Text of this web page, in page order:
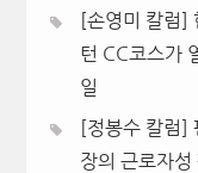
[손영미 칼럼]
턴 CC코스가
일
[정봉수 칼럼]
장의 근로자성